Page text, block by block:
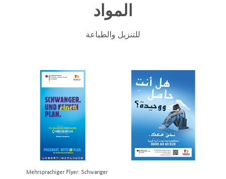
المواد
للتنزيل والطباعة
Mehrsprachiger Flyer: Schwanger